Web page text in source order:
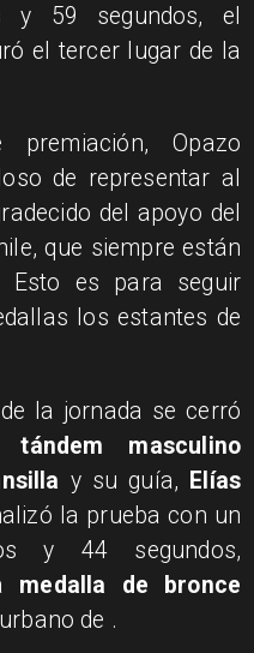
y 59 segundos, el
el tercer lugar de la
Opazo
de representar al
del apoyo del
que siempre están
Esto es para seguir
los estantes de
la jornada se cerró
tándem masculino
y su guía, Elías
la prueba con un
y 44 segundos,
medalla de bronce
de .